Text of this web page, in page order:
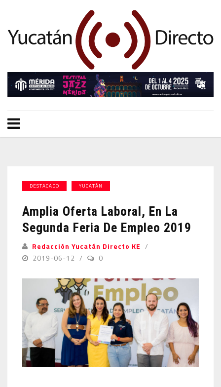
DESTACADO YUCATÁN
Amplia Oferta Laboral, En La
Segunda Feria De Empleo 2019
Redacción Yucatán Directo KE
2019-06-12
0